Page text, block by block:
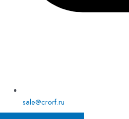
sale@crorf.ru